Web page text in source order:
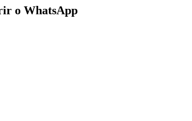
o WhatsApp